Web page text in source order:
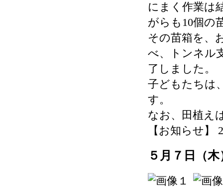
にまく作業は
がらも10個の
その苗箱を、
べ、トンネル
了しました。
子どもたちは
す。
なお、田植え
【お知らせ】
５月７日（